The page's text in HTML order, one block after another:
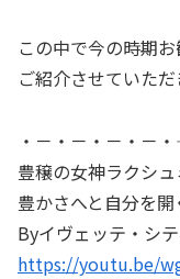
この中で今の時期
ご紹介させていただ
・－・－・－・－
豊穣の女神ラクシ
豊かさへと自分を
Byイヴェッテ・シ
https://youtu.be/